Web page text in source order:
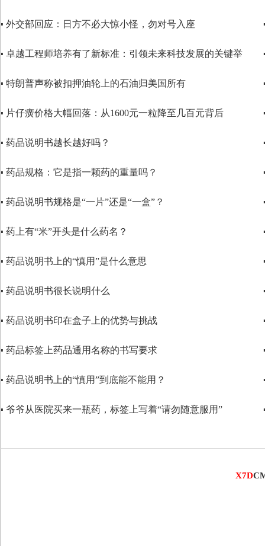
▪ 外交部回应：日方不必大惊小怪，勿对号入座
▪ 卓越工程师培养有了新标准：引领未来科技发展的关键举
▪ 特朗普声称被扣押油轮上的石油归美国所有
▪ 片仔癀价格大幅回落：从1600元一粒降至几百元背后
▪ 药品说明书越长越好吗？
▪ 药品规格：它是指一颗药的重量吗？
▪ 药品说明书规格是“一片”还是“一盒”？
▪ 药上有“米”开头是什么药名？
▪ 药品说明书上的“慎用”是什么意思
▪ 药品说明书很长说明什么
▪ 药品说明书印在盒子上的优势与挑战
▪ 药品标签上药品通用名称的书写要求
▪ 药品说明书上的“慎用”到底能不能用？
▪ 爷爷从医院买来一瓶药，标签上写着“请勿随意服用”
X7D